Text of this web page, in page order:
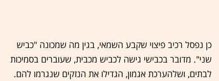
כן נפסל רכיב פיצוי שקבע השמאי, בגין מה שמכונה "כביש
שני". מדובר בכבישי גישה לכביש מכבית, שעוברים בסמיכות
לבתים, ושלהערכת אגמון, הגדילו את הנזקים שנגרמו להם.